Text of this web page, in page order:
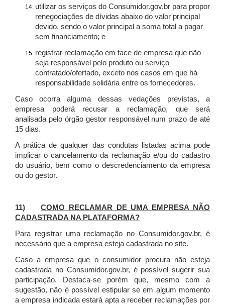
utilizar os serviços do Consumidor.gov.br para propor
renegociações de dívidas abaixo do valor principal
devido, sendo o valor principal a soma total a pagar
sem financiamento; e
registrar reclamação em face de empresa que não
seja responsável pelo produto ou serviço
contratado/ofertado, exceto nos casos em que há
responsabilidade solidária entre os fornecedores.
Caso ocorra alguma dessas vedações previstas, a
empresa poderá recusar a reclamação, que será
analisada pelo órgão gestor responsável num prazo de até
15 dias.
A prática de qualquer das condutas listadas acima pode
implicar o cancelamento da reclamação e/ou do cadastro
do usuário, bem como o descredenciamento da empresa
ou do gestor.
11)COMO RECLAMAR DE UMA EMPRESA NÃO
CADASTRADA NA PLATAFORMA?
Para registrar uma reclamação no Consumidor.gov.br, é
necessário que a empresa esteja cadastrada no site.
Caso a empresa que o consumidor procura não esteja
cadastrada no Consumidor.gov.br, é possível sugerir sua
participação. Destaca-se porém que, mesmo com a
sugestão, não é possível estipular se em algum momento
a empresa indicada estará apta a receber reclamações por